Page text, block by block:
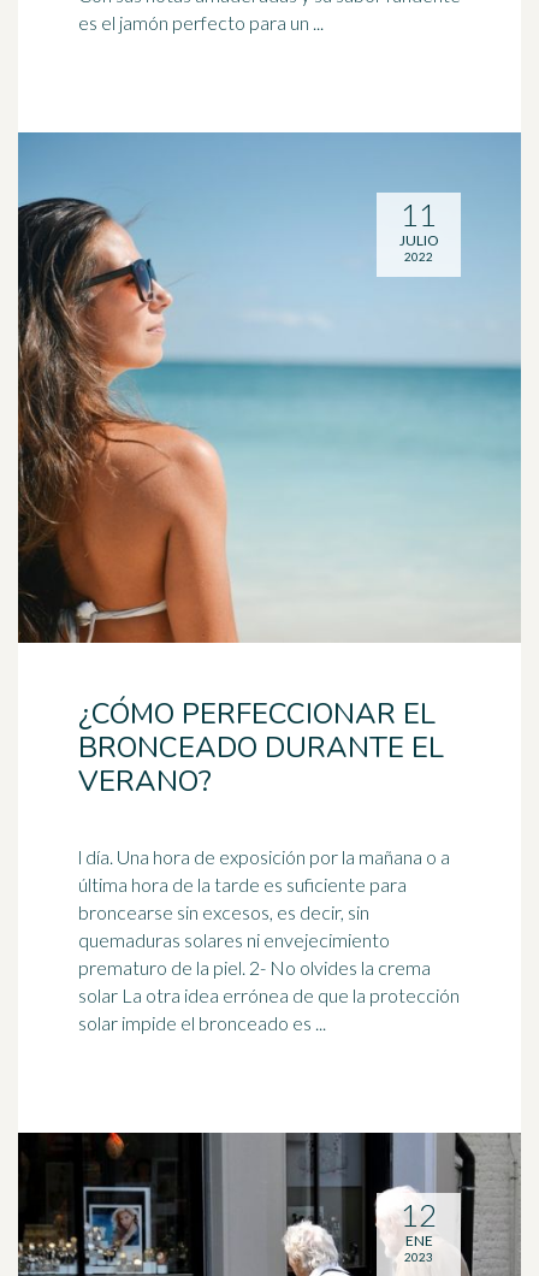
es el jamón perfecto para un ...
¿CÓMO PERFECCIONAR EL
BRONCEADO DURANTE EL
VERANO?
l día. Una hora de exposición por la mañana o a
última hora de la tarde es suficiente para
broncearse sin excesos, es decir, sin
quemaduras solares ni envejecimiento
prematuro de la piel. 2- No olvides la crema
solar La otra idea errónea de que la protección
solar impide el bronceado es ...
11
JULIO
2022
12
ENE
2023